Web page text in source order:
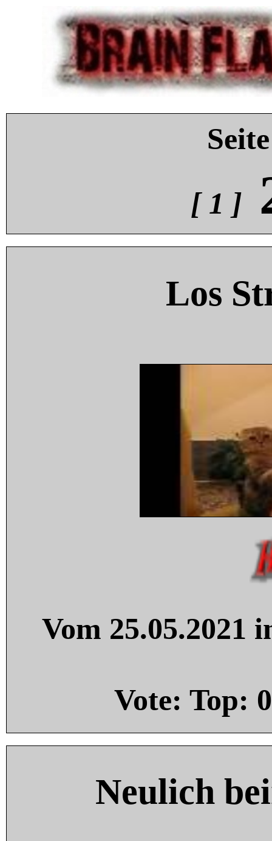
[ 1 ]
Los
Vom 25.05.2021
Vote: Top: 0
Neulich